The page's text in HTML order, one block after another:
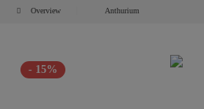
Overview Anthurium
- 15%